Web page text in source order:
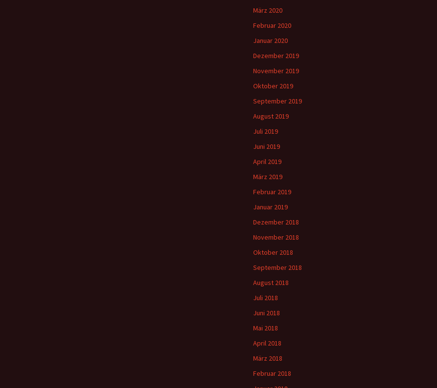
März 2020
Februar 2020
Januar 2020
Dezember 2019
November 2019
Oktober 2019
September 2019
August 2019
Juli 2019
Juni 2019
April 2019
März 2019
Februar 2019
Januar 2019
Dezember 2018
November 2018
Oktober 2018
September 2018
August 2018
Juli 2018
Juni 2018
Mai 2018
April 2018
März 2018
Februar 2018